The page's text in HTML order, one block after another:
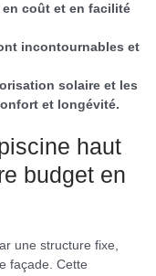
en coût et en facilité
incontournables et
solaire et les
et longévité.
haut
budget en
une structure fixe,
façade. Cette